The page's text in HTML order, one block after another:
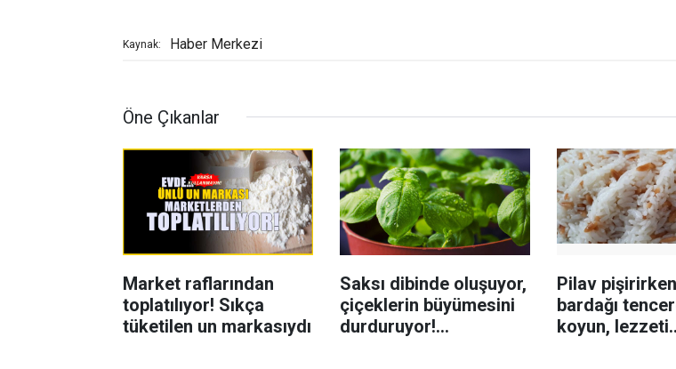
Kaynak: Haber Merkezi
Öne Çıkanlar
Market raflarından
toplatılıyor! Sıkça
tüketilen un markasıydı
Saksı dibinde oluşuyor,
çiçeklerin büyümesini
durduruyor!
Pilav
bardağı
koyun, lezzeti